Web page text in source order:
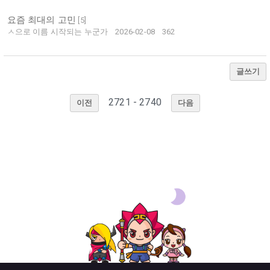
요즘 최대의 고민 5]
ㅅ으로 이름 시작되는 누군가
2026-02-08 362
글쓰기
이전 2721 - 2740 다음